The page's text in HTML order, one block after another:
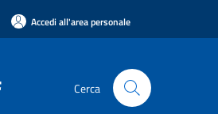
Accedi all'area personale
Cerca